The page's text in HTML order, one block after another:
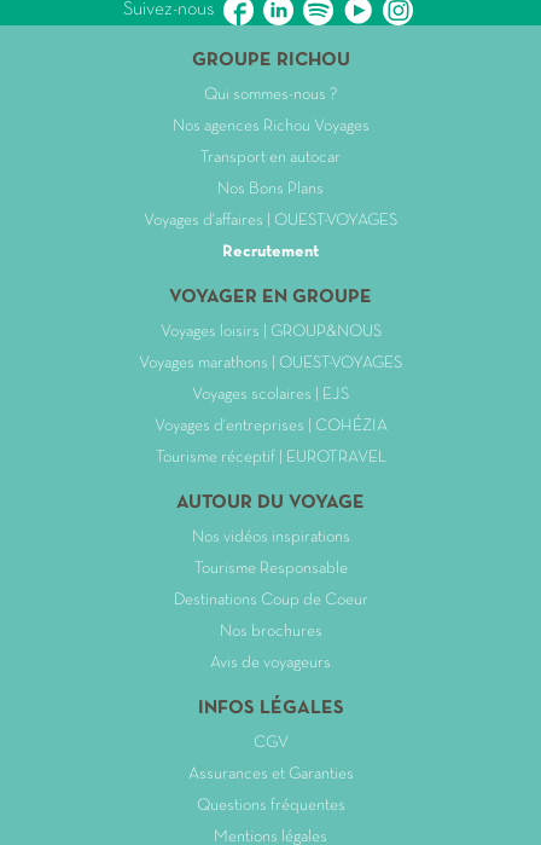
Suivez-nous
GROUPE RICHOU
Qui sommes-nous ?
Nos agences Richou Voyages
Transport en autocar
Nos Bons Plans
Voyages d'affaires | OUEST-VOYAGES
Recrutement
VOYAGER EN GROUPE
Voyages loisirs | GROUP&NOUS
Voyages marathons | OUEST-VOYAGES
Voyages scolaires | EJS
Voyages d'entreprises | COHÉZIA
Tourisme réceptif | EUROTRAVEL
AUTOUR DU VOYAGE
Nos vidéos inspirations
Tourisme Responsable
Destinations Coup de Coeur
Nos brochures
Avis de voyageurs
INFOS LÉGALES
CGV
Assurances et Garanties
Questions fréquentes
Mentions légales